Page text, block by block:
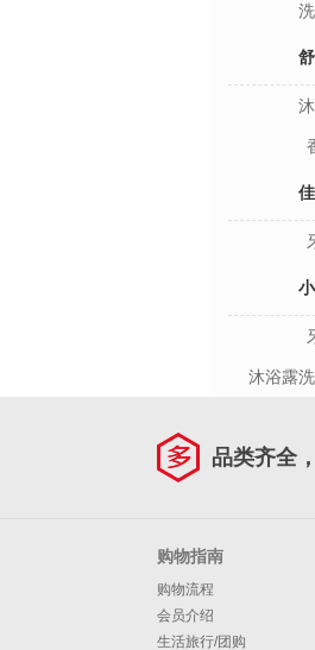
沐浴露
品类齐全
购物指南
购物流程
会员介绍
生活旅行/团购